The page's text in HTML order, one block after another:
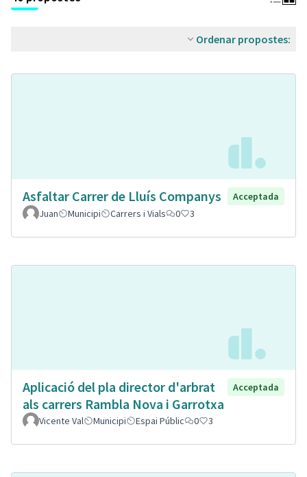
Ordenar propostes:
Asfaltar Carrer de Lluís Companys
Acceptada
Juan
Municipi Carrers i Vials 0 3
Aplicació del pla director d'arbrat
als carrers Rambla Nova i Garrotxa
Acceptada
Vicente Val Municipi Espai Públic 0 3